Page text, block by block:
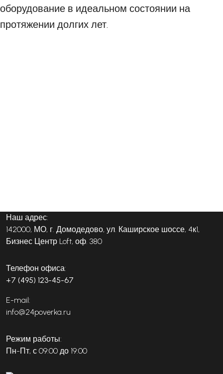
оборудование в идеальном состоянии на
протяжении долгих лет.
Наш адрес:
142000, МО, г. Домодедово, ул. Каширское шоссе, 4к1,
Бизнес Центр Loft, оф. 380
Телефон офиса:
+7 (495) 123-45-67
E-mail:
info@24poverka.ru
Режим работы:
Пн-Пт, с 09:00 до 19:00